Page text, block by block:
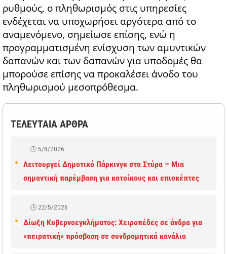
ρυθμούς, ο πληθωρισμός στις υπηρεσίες
ενδέχεται να υποχωρήσει αργότερα από το
αναμενόμενο, σημείωσε επίσης, ενώ η
προγραμματισμένη ενίσχυση των αμυντικών
δαπανών και των δαπανών για υποδομές θα
μπορούσε επίσης να προκαλέσει άνοδο του
πληθωρισμού μεσοπρόθεσμα.
ΤΕΛΕΥΤΑΙΑ ΑΡΘΡΑ
5/8/2026
Λειτουργεί Δημοτικό Πάρκινγκ στα Στύρα – Μια
σημαντική παρέμβαση για κατοίκους και επισκέπτες
22/5/2026
Δίωξη Κυβερνοεγκλήματος: Χειροπέδες σε άνδρα για
«πειρατική» πρόσβαση σε συνδρομητικά κανάλια